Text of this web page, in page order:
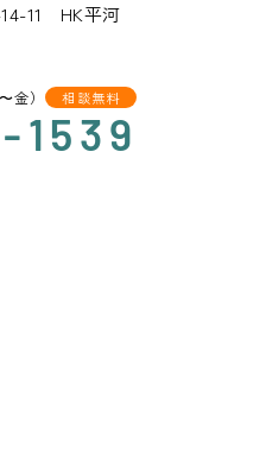
11 HK平河
金） 相談無料
1539